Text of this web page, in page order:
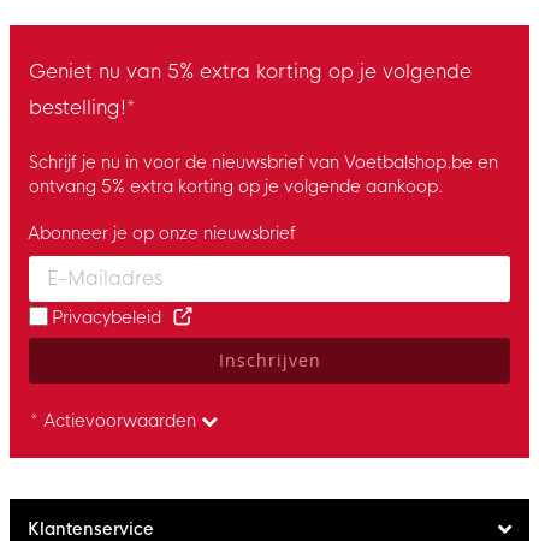
Geniet nu van 5% extra korting op je volgende
bestelling!*
Schrijf je nu in voor de nieuwsbrief van Voetbalshop.be en
ontvang 5% extra korting op je volgende aankoop.
Enter your email and accept the privacy policy to subscribe to
Abonneer je op onze nieuwsbrief
Privacybeleid
Inschrijven
* Actievoorwaarden
Klantenservice